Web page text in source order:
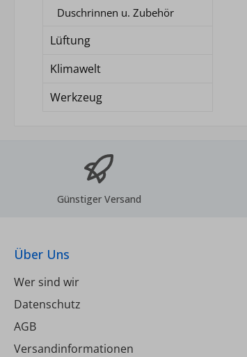
Duschrinnen u. Zubehör
Lüftung
Klimawelt
Werkzeug
Günstiger Versand
Über Uns
Wer sind wir
Datenschutz
AGB
Versandinformationen